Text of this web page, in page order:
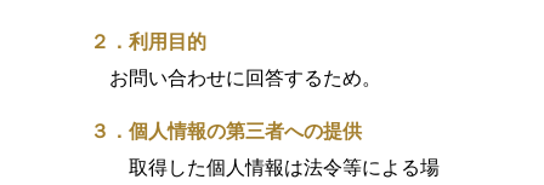
２．利用目的
お問い合わせに回答するため。
３．個人情報の第三者への提供
取得した個人情報は法令等による場